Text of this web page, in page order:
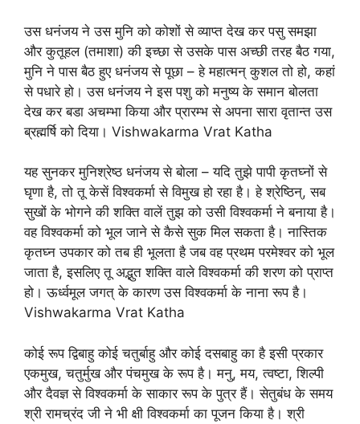
उस धनंजय ने उस मुनि को कोशों से व्याप्त देख कर पसु समझा
और कुतूहल (तमाशा) की इच्छा से उसके पास अच्छी तरह बैठ गया,
मुनि ने पास बैठ हुए धनंजय से पूछा – हे महात्मन् कुशल तो हो, कहां
से पधारे हो। उस धनंजय ने इस पशु को मनुष्य के समान बोलता
देख कर बडा अचम्भा किया और प्रारम्भ से अपना सारा वृतान्त उस
ब्रह्मर्षि को दिया। Vishwakarma Vrat Katha
यह सुनकर मुनिश्रेष्ठ धनंजय से बोला – यदि तुझे पापी कृतघ्नों से
घृणा है, तो तू केसें विश्वकर्मा से विमुख हो रहा है। हे श्रेष्ठिन्, सब
सुखों के भोगने की शक्ति वालें तुझ को उसी विश्वकर्मा ने बनाया है।
वह विश्वकर्मा को भूल जाने से कैसे सुक मिल सकता है। नास्तिक
कृतघ्न उपकार को तब ही भूलता है जब वह प्रथम परमेश्वर को भूल
जाता है, इसलिए तू अद्भुत शक्ति वाले विश्वकर्मा की शरण को प्राप्त
हो। ऊर्ध्वमूल जगत् के कारण उस विश्वकर्मा के नाना रूप है।
Vishwakarma Vrat Katha
कोई रूप द्विबाहु कोई चतुर्बाहु और कोई दसबाहु का है इसी प्रकार
एकमुख, चतुर्मुख और पंचमुख के रूप है। मनु, मय, त्वष्टा, शिल्पी
और दैवज्ञ से विश्वकर्मा के साकार रूप के पुत्र हैं। सेतुबंध के समय
श्री रामच्रंद जी ने भी क्षी विश्वकर्मा का पूजन किया है। श्री